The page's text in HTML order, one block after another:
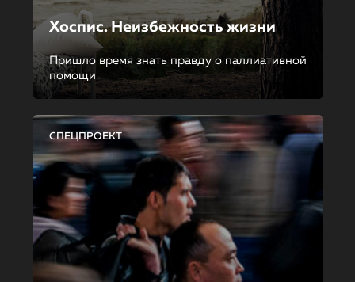
Хоспис. Неизбежность жизни
Пришло время знать правду о паллиативной
помощи
СПЕЦПРОЕКТ